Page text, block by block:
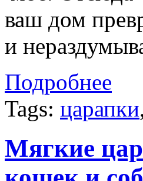
ваш дом
и
Подробнее
Tags: царапки
Мягкие